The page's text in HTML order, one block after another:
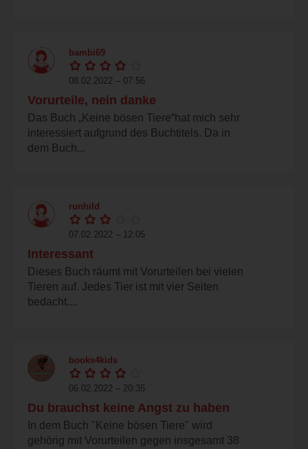
bambi69
08.02.2022 – 07:56
Vorurteile, nein danke
Das Buch „Keine bösen Tiere“hat mich sehr
interessiert aufgrund des Buchtitels. Da in
dem Buch...
runhild
07.02.2022 – 12:05
Interessant
Dieses Buch räumt mit Vorurteilen bei vielen
Tieren auf. Jedes Tier ist mit vier Seiten
bedacht....
books4kids
06.02.2022 – 20:35
Du brauchst keine Angst zu haben
In dem Buch "Keine bösen Tiere" wird
gehörig mit Vorurteilen gegen insgesamt 38